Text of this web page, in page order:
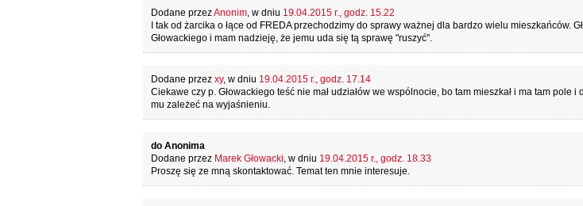
Dodane przezAnonim, w dniu 19.04.2015 r., godz. 15.22
I tak od żarcika o łące od FREDA przechodzimy do sprawy ważnej dla bardzo wielu mieszkańców.
Głowackiego i mam nadzieję, że jemu uda się tą sprawę "ruszyć".
Dodane przez xy, w dniu 19.04.2015 r., godz. 17.14
Ciekawe czy p. Głowackiego teść nie mał udziałów we wspólnocie, bo tam mieszkał i ma tam pole i
mu zależeć na wyjaśnieniu.
do Anonima
Dodane przez Marek Głowacki, w dniu 19.04.2015 r., godz. 18.33
Proszę się ze mną skontaktować. Temat ten mnie interesuje.